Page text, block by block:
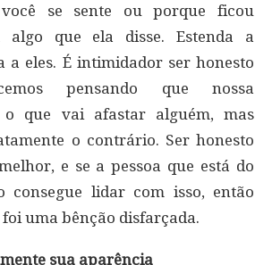
se sente ou porque ficou
algo que ela disse. Estenda a
a eles. É intimidador ser honesto
pensando que nossa
o que vai afastar alguém, mas
o contrário. Ser honesto
e se a pessoa que está do
consegue lidar com isso, então
uma bênção disfarçada.
sua aparência